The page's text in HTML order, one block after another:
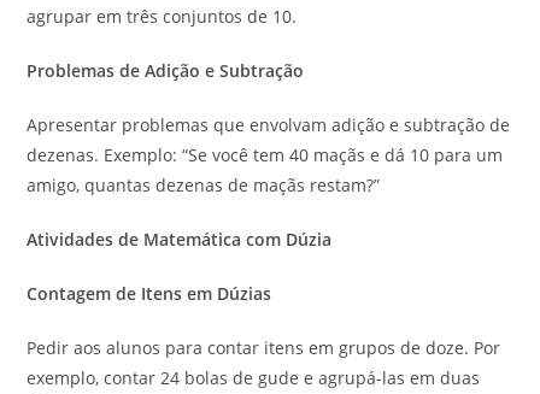
agrupar em três conjuntos de 10.
Problemas de Adição e Subtração
Apresentar problemas que envolvam adição e subtração de
dezenas. Exemplo: “Se você tem 40 maçãs e dá 10 para um
amigo, quantas dezenas de maçãs restam?”
Atividades de Matemática com Dúzia
Contagem de Itens em Dúzias
Pedir aos alunos para contar itens em grupos de doze. Por
exemplo, contar 24 bolas de gude e agrupá-las em duas